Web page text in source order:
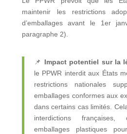
maintenir les restrictions
d’emballages avant le 1er
paragraphe 2).
📌 Impact potentiel sur la
le PPWR interdit aux États
restrictions nationales
emballages conformes aux
dans certains cas limités.
interdictions
emballages plastiques